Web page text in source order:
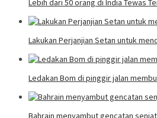
Lakukan Perjanjian Setan untuk
Ledakan Bom di pinggir jalan
Bahrain menyambut gencatan